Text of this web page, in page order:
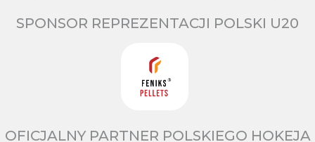
SPONSOR REPREZENTACJI POLSKI U20
OFICJALNY PARTNER POLSKIEGO HOKEJA